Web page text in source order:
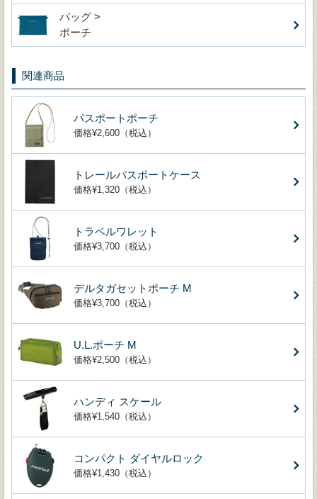
バッグ >
ポーチ
関連商品
パスポートポーチ
価格¥2,600（税込）
トレールパスポートケース
価格¥1,320（税込）
トラベルワレット
価格¥3,700（税込）
デルタガセットポーチ M
価格¥3,700（税込）
U.L.ポーチ M
価格¥2,500（税込）
ハンディ スケール
価格¥1,540（税込）
コンパクト ダイヤルロック
価格¥1,430（税込）